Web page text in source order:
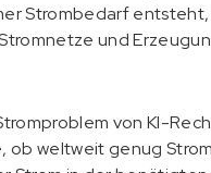
Strombedarf
und
von KI-
ob weltweit genug